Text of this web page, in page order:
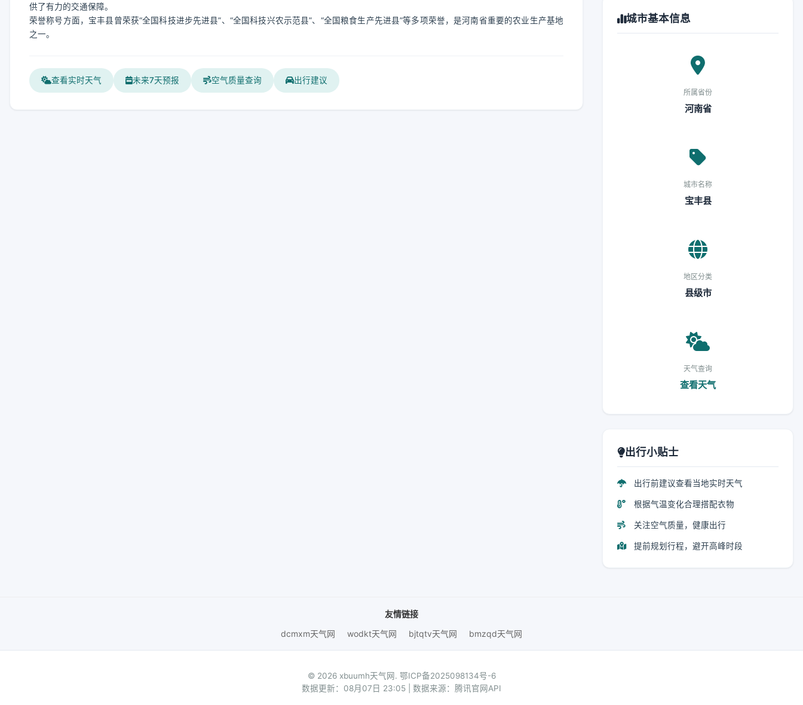
供了有力的交通保障。
荣誉称号方面，宝丰县曾荣获“全国科技进步先进县”、“全国科技兴农示范县”、“全国粮食生产先进县”等多项荣誉，是河南省重要的农业生产基地
之一。
查看实时天气 未来7天预报 空气质量查询 出行建议
城市基本信息
所属省份
河南省
城市名称
宝丰县
地区分类
县级市
天气查询
查看天气
出行小贴士
出行前建议查看当地实时天气
根据气温变化合理搭配衣物
关注空气质量，健康出行
提前规划行程，避开高峰时段
友情链接
dcmxm天气网
wodkt天气网 bjtqtv天气网 bmzqd天气网
© 2026 xbuumh天气网. 鄂ICP备2025098134号-6
数据更新：08月07日 23:05 | 数据来源：腾讯官网API